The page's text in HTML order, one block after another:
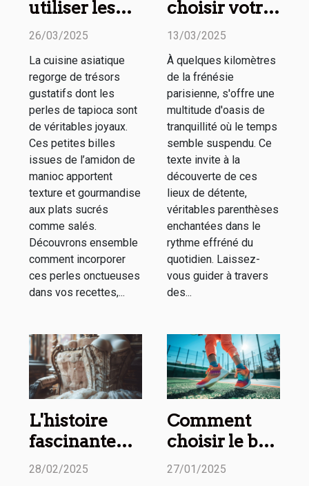
utiliser les
perles de
cuisine
asiatique
26/03/2025
La cuisine asiatique
regorge de trésors
gustatifs dont les
perles de tapioca sont
de véritables joyaux.
Ces petites billes
issues de l’amidon de
manioc apportent
texture et gourmandise
aux plats sucrés
comme salés.
Découvrons ensemble
comment incorporer
ces perles onctueuses
dans vos recettes,...
choisir votre
prochain
week-end
détente
autour de
Paris
13/03/2025
À quelques kilomètres
de la frénésie
parisienne, s'offre une
multitude d'oasis de
tranquillité où le temps
semble suspendu. Ce
texte invite à la
découverte de ces
lieux de détente,
véritables parenthèses
enchantées dans le
rythme effréné du
quotidien. Laissez-
vous guider à travers
des...
L'histoire
fascinante
des corsets à
28/02/2025
Comment
choisir le bon
partenaire de
27/01/2025